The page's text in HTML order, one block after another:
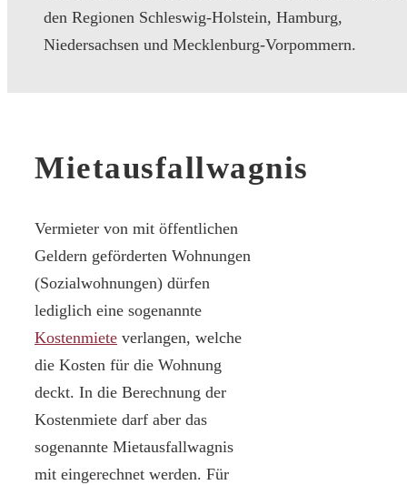
den Regionen Schleswig-Holstein, Hamburg,
Niedersachsen und Mecklenburg-Vorpommern.
Mietausfallwagnis
Vermieter von mit öffentlichen
Geldern geförderten Wohnungen
(Sozialwohnungen) dürfen
lediglich eine sogenannte
Kostenmiete verlangen, welche
die Kosten für die Wohnung
deckt. In die Berechnung der
Kostenmiete darf aber das
sogenannte Mietausfallwagnis
mit eingerechnet werden. Für